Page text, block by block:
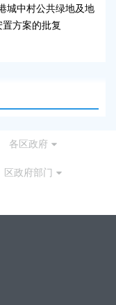
城中村公共绿地及地
方案的批复
各区政府
区政府部门